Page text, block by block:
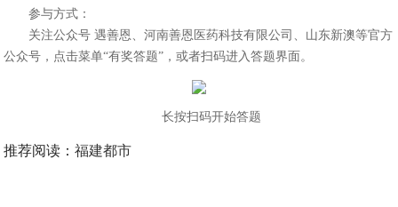
参与方式：
关注公众号 遇善恩、河南善恩医药科技有限公司、山东新澳等官方
公众号，点击菜单“有奖答题”，或者扫码进入答题界面。
长按扫码开始答题
推荐阅读：福建都市